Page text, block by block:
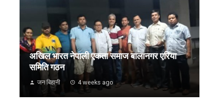
अखिल भारत नेपाली एकता समाज बालानगर एरिया
समिति गठन
जन बिहानी 4 weeks ago